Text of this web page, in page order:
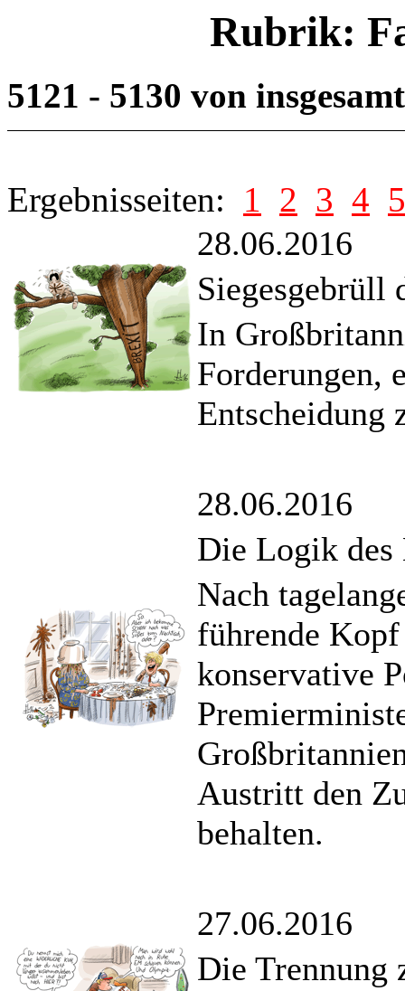
Rubrik:
5121 - 5130 von
Ergebnisseiten: 1 2 3 4 5
28.06.2016
Siegesgebrüll
In
Forderungen,
Entscheidung
28.06.2016
Die Logik des
Nach
führende
konservative
Austritt den
behalten.
27.06.2016
Die Trennung